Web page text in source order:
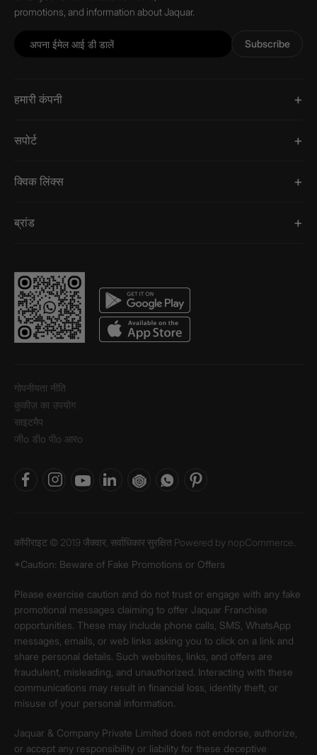
promotions, and information about Jaquar.
Subscribe
हमारी कंपनी
सपोर्ट
क्विक लिंक्स
ब्रांड
गोपनीयता नीति
कुकीज़ का उपयोग
साइटमैप
जीo डीo पीo आरo
कॉपीराइट © 2019 जैक्वार, सर्वाधिकार सुरक्षित Powered by nopCommerce.
*Caution: Beware of Fake Promotions or Offers
Please exercise caution and do not trust or engage with any fake
promotional messages claiming to offer Jaquar Franchise
opportunities. These may include phone calls, SMS, WhatsApp
messages, emails, or web links asking you to click on a link and
share personal details. Such websites, links, and offers are
fraudulent, misleading, and unauthorized. Interacting with these
communications may result in financial loss, identity theft, or
misuse of your personal information.
Jaquar & Company Private Limited does not endorse, authorize,
or accept any responsibility or liability for these deceptive